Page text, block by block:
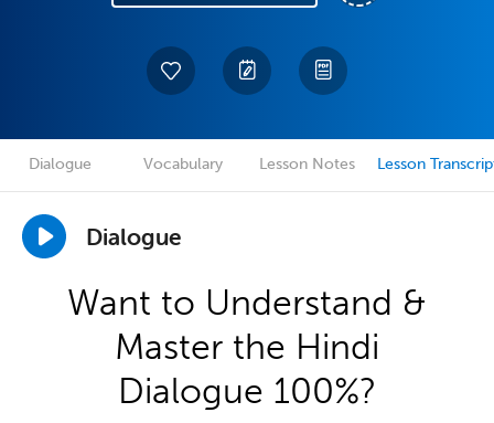
Dialogue Vocabulary Lesson Notes Lesson
Dialogue
Want to Understand &
Master the Hindi
Dialogue 100%?